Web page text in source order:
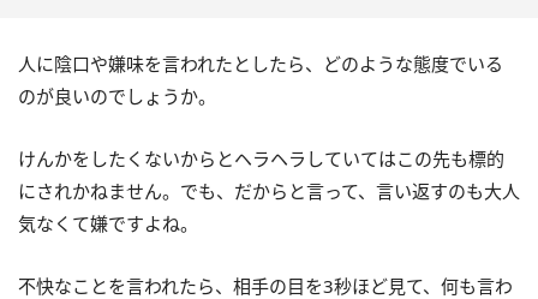
人に陰口や嫌味を言われたとしたら、どのような態度でいる
のが良いのでしょうか。
けんかをしたくないからとヘラヘラしていてはこの先も標的
にされかねません。でも、だからと言って、言い返すのも大人
気なくて嫌ですよね。
不快なことを言われたら、相手の目を3秒ほど見て、何も言わ